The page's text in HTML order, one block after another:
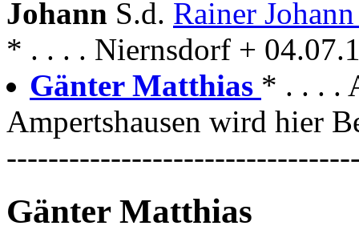
Johann S.d. Rainer
* . . . . Niernsdorf +
Gänter Matthias * . . . .
Ampertshausen wird hier
Gänter Matthias